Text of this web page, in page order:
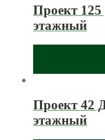
Проект
этажный
Проект 42
этажный